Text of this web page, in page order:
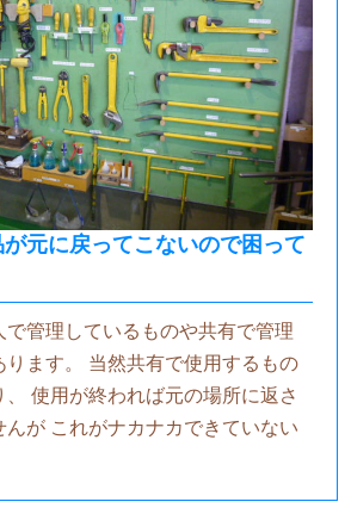
元に戻ってこないので困って
で管理しているものや共有で管理
ります。 当然共有で使用するもの
使用が終われば元の場所に返さ
んが これがナカナカできていない